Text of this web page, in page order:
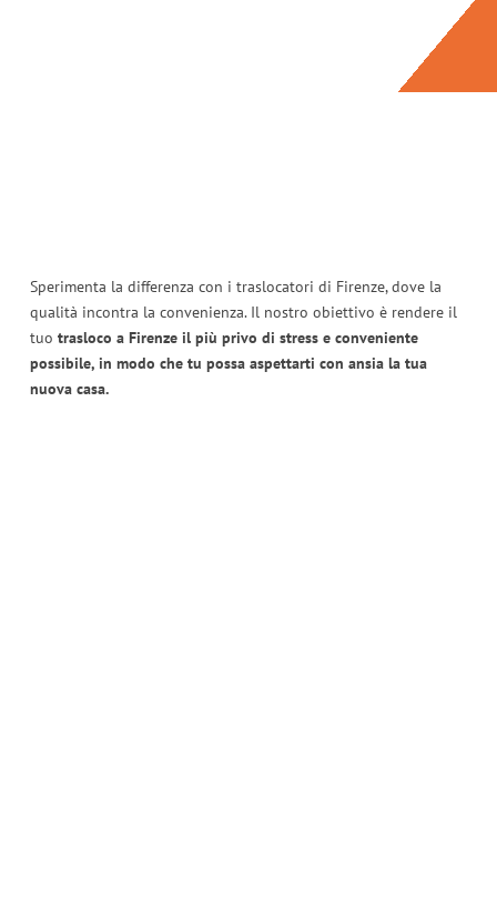
Sperimenta la differenza con i traslocatori di Firenze, dove la
qualità incontra la convenienza. Il nostro obiettivo è rendere il
tuo trasloco a Firenze il più privo di stress e conveniente
possibile, in modo che tu possa aspettarti con ansia la tua
nuova casa.